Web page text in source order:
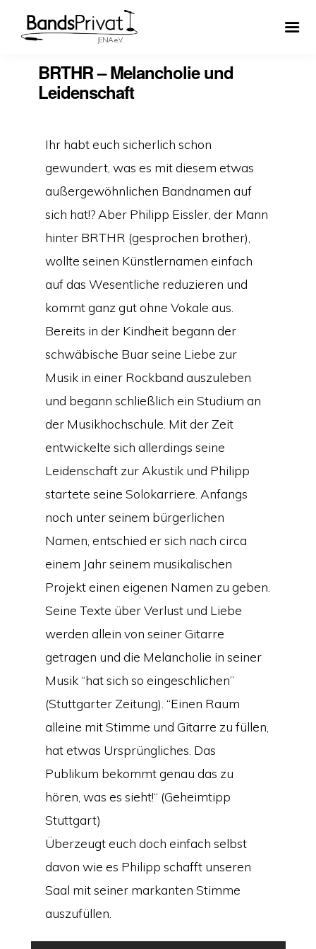
BRTHR – Melancholie und
Leidenschaft
Ihr habt euch sicherlich schon
gewundert, was es mit diesem etwas
außergewöhnlichen Bandnamen auf
sich hat!? Aber Philipp Eissler, der Mann
hinter BRTHR (gesprochen brother),
wollte seinen Künstlernamen einfach
auf das Wesentliche reduzieren und
kommt ganz gut ohne Vokale aus.
Bereits in der Kindheit begann der
schwäbische Buar seine Liebe zur
Musik in einer Rockband auszuleben
und begann schließlich ein Studium an
der Musikhochschule. Mit der Zeit
entwickelte sich allerdings seine
Leidenschaft zur Akustik und Philipp
startete seine Solokarriere. Anfangs
noch unter seinem bürgerlichen
Namen, entschied er sich nach circa
einem Jahr seinem musikalischen
Projekt einen eigenen Namen zu geben.
Seine Texte über Verlust und Liebe
werden allein von seiner Gitarre
getragen und die Melancholie in seiner
Musik “hat sich so eingeschlichen”
(Stuttgarter Zeitung). “Einen Raum
alleine mit Stimme und Gitarre zu füllen,
hat etwas Ursprüngliches. Das
Publikum bekommt genau das zu
hören, was es sieht!“ (Geheimtipp
Stuttgart)
Überzeugt euch doch einfach selbst
davon wie es Philipp schafft unseren
Saal mit seiner markanten Stimme
auszufüllen.